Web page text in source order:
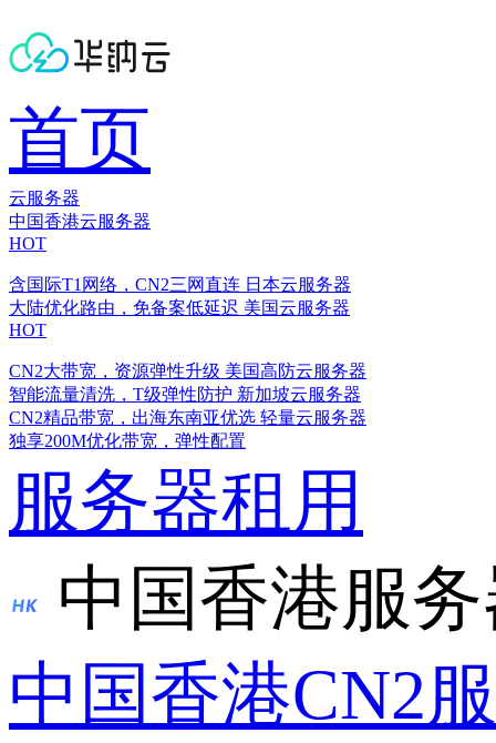
首页
云服务器
中国香港云服务器
HOT
含国际T1网络，CN2三网直连 日本云服务器
大陆优化路由，免备案低延迟 美国云服务器
HOT
CN2大带宽，资源弹性升级 美国高防云服务器
智能流量清洗，T级弹性防护 新加坡云服务器
CN2精品带宽，出海东南亚优选 轻量云服务器
独享200M优化带宽，弹性配置
服务器租用
中国香港服
中国香港CN2